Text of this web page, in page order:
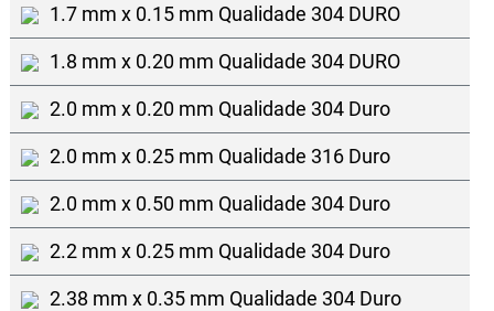
1.7 mm x 0.15 mm Qualidade 304 DURO
1.8 mm x 0.20 mm Qualidade 304 DURO
2.0 mm x 0.20 mm Qualidade 304 Duro
2.0 mm x 0.25 mm Qualidade 316 Duro
2.0 mm x 0.50 mm Qualidade 304 Duro
2.2 mm x 0.25 mm Qualidade 304 Duro
2.38 mm x 0.35 mm Qualidade 304 Duro